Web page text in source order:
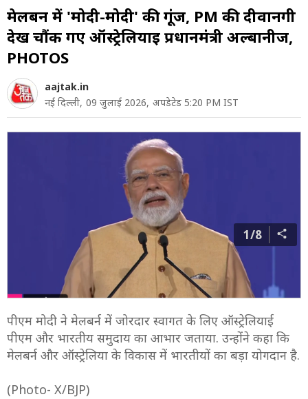
मेलबर्न में 'मोदी-मोदी' की गूंज, PM की दीवानगी
देख चौंक गए ऑस्ट्रेलियाई प्रधानमंत्री अल्बानीज,
PHOTOS
aajtak.in
नई दिल्ली, 09 जुलाई 2026, अपडेटेड 5:20 PM IST
1/8
पीएम मोदी ने मेलबर्न में जोरदार स्वागत के लिए ऑस्ट्रेलियाई
पीएम और भारतीय समुदाय का आभार जताया. उन्होंने कहा कि
मेलबर्न और ऑस्ट्रेलिया के विकास में भारतीयों का बड़ा योगदान है.
(Photo- X/BJP)